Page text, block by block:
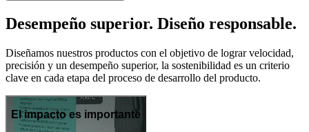
Desempeño superior. Diseño responsable.
Diseñamos nuestros productos con el objetivo de lograr velocidad,
precisión y un desempeño superior, la sostenibilidad es un criterio
clave en cada etapa del proceso de desarrollo del producto.
El impacto es importante